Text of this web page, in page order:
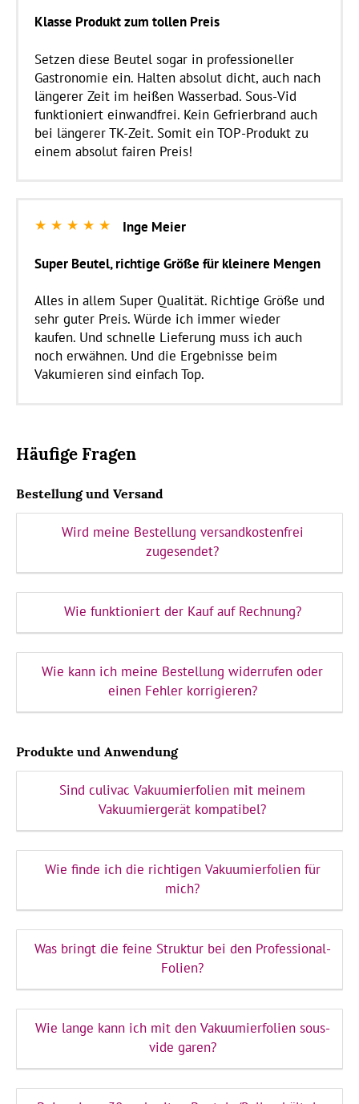
Klasse Produkt zum tollen Preis
Setzen diese Beutel sogar in professioneller
Gastronomie ein. Halten absolut dicht, auch nach
längerer Zeit im heißen Wasserbad. Sous-Vid
funktioniert einwandfrei. Kein Gefrierbrand auch
bei längerer TK-Zeit. Somit ein TOP-Produkt zu
einem absolut fairen Preis!
★ ★ ★ ★ ★ Inge Meier
Super Beutel, richtige Größe für kleinere Mengen
Alles in allem Super Qualität. Richtige Größe und
sehr guter Preis. Würde ich immer wieder
kaufen. Und schnelle Lieferung muss ich auch
noch erwähnen. Und die Ergebnisse beim
Vakumieren sind einfach Top.
Häufige Fragen
Bestellung und Versand
Wird meine Bestellung versandkostenfrei
zugesendet?
Wie funktioniert der Kauf auf Rechnung?
Wie kann ich meine Bestellung widerrufen oder
einen Fehler korrigieren?
Produkte und Anwendung
Sind culivac Vakuumierfolien mit meinem
Vakuumiergerät kompatibel?
Wie finde ich die richtigen Vakuumierfolien für
mich?
Was bringt die feine Struktur bei den Professional-
Folien?
Wie lange kann ich mit den Vakuumierfolien sous-
vide garen?